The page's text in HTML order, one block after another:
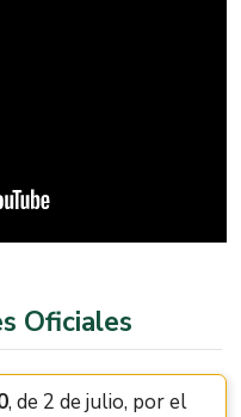
Oficiales
, de 2 de julio, por el